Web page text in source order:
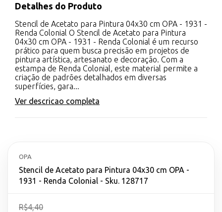
Detalhes do Produto
Stencil de Acetato para Pintura 04x30 cm OPA - 1931 -
Renda Colonial O Stencil de Acetato para Pintura
04x30 cm OPA - 1931 - Renda Colonial é um recurso
prático para quem busca precisão em projetos de
pintura artística, artesanato e decoração. Com a
estampa de Renda Colonial, este material permite a
criação de padrões detalhados em diversas
superfícies, gara...
Ver descricao completa
OPA
Stencil de Acetato para Pintura 04x30 cm OPA -
1931 - Renda Colonial - Sku. 128717
R$4,40